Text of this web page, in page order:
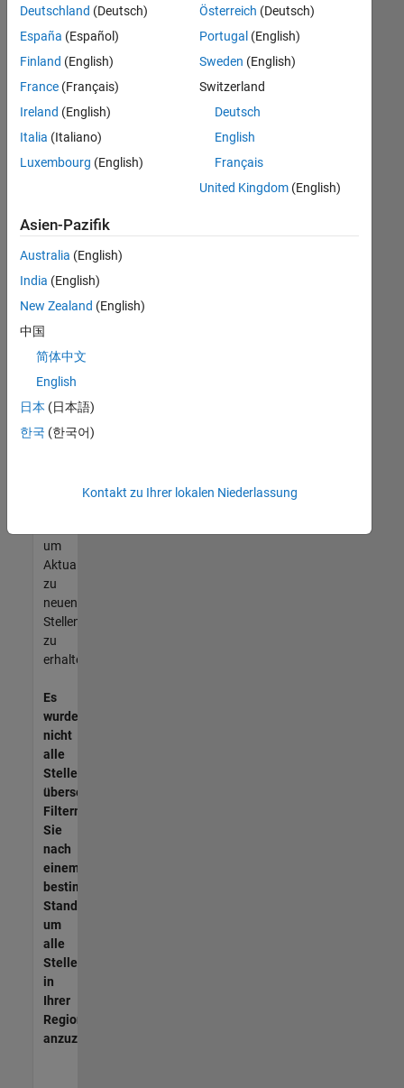
können
die
Suchkriterien
weiter
fassen
oder
alle
Stellenangebote
anzeigen .
noch
keine
offenen
Stellen
können,
die
Ihren
entsprechen,
werden
unseres
um
Aktualisierungen
zu
neuen
Stellenangeboten
zu
erhalten.
Es
wurden
nicht
alle
Stellen
übersetzt.
Filtern
Sie
nach
einem
bestimmten
Standort,
um
alle
Stellenangebote
in
Ihrer
Region
anzuzeigen.
Deutschland (Deutsch)
España (Español)
Finland (English)
France (Français)
Ireland (English)
Italia (Italiano)
Luxembourg (English)
Österreich (Deutsch)
Portugal (English)
Sweden (English)
Switzerland
Deutsch
English
Français
United Kingdom(English)
Asien-Pazifik
Australia (English)
India (English)
New Zealand (English)
中国
简体中文
English
日本 (日本語)
한국 (한국어)
Kontakt zu Ihrer lokalen Niederlassung